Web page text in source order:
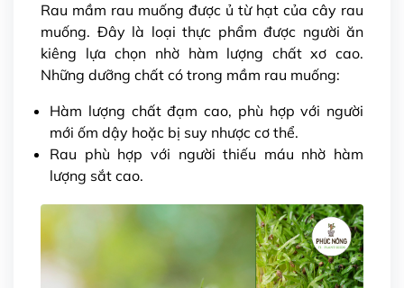
Rau mầm rau muống được ủ từ hạt của cây rau
muống. Đây là loại thực phẩm được người ăn
kiêng lựa chọn nhờ hàm lượng chất xơ cao.
Những dưỡng chất có trong mầm rau muống:
Hàm lượng chất đạm cao, phù hợp với người
mới ốm dậy hoặc bị suy nhược cơ thể.
Rau phù hợp với người thiếu máu nhờ hàm
lượng sắt cao.